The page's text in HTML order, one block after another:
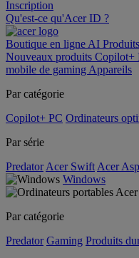
Inscription
Qu'est-ce qu'Acer ID ?
Boutique en ligne AI Produits
Nouveaux produits Copilot+
mobile de gaming Appareils
Par catégorie
Copilot+ PC Ordinateurs
Par série
Predator Acer Swift Acer
Windows
Par catégorie
Predator Gaming Produits